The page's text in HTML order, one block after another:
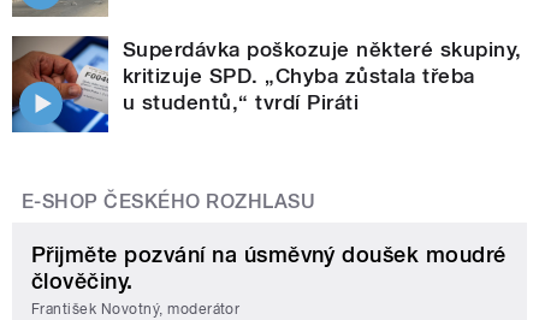
Superdávka poškozuje některé skupiny,
kritizuje SPD. „Chyba zůstala třeba
u studentů,“ tvrdí Piráti
E-SHOP ČESKÉHO ROZHLASU
Přijměte pozvání na úsměvný doušek moudré
člověčiny.
František Novotný, moderátor